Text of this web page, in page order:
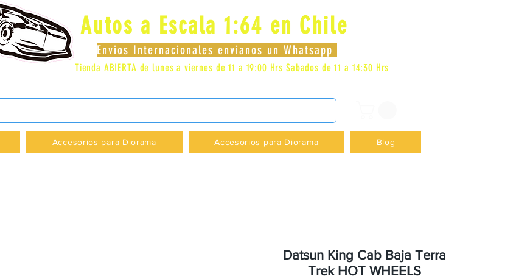
Autos a Escala 1:64 en Chile
Envios Internacionales envianos un Whatsapp
Tienda ABIERTA de lunes a viernes de 11 a 19:00 Hrs Sabados de 11 a 14:30 Hrs
Accesorios para Diorama Accesorios para Diorama Blog
Datsun King Cab Baja Terra
Trek HOT WHEELS